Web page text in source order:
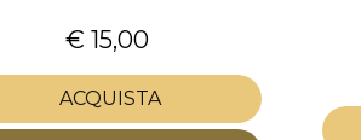
€ 15,00
ACQUISTA